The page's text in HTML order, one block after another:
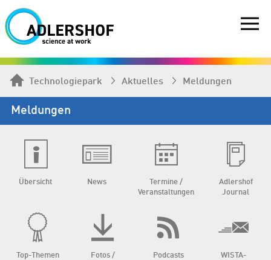
Technologiepark Aktuelles Meldungen
Meldungen
Übersicht News
Termine /
Veranstaltungen
Adlershof
Journal
Top-Themen
Fotos /
Podcasts
WISTA-